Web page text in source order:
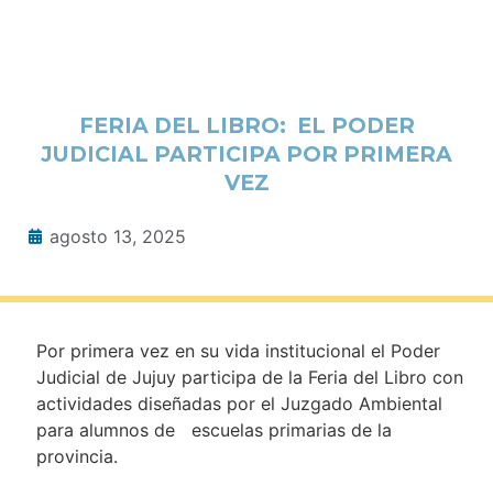
FERIA DEL LIBRO: EL PODER
JUDICIAL PARTICIPA POR PRIMERA
VEZ
agosto 13, 2025
Por primera vez en su vida institucional el Poder
Judicial de Jujuy participa de la Feria del Libro con
actividades diseñadas por el Juzgado Ambiental
para alumnos de escuelas primarias de la
provincia.